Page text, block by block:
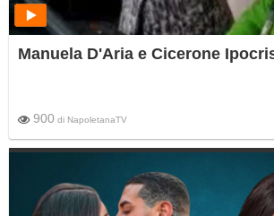
Manuela D'Aria e Cicerone
900 di NapoletanaTV